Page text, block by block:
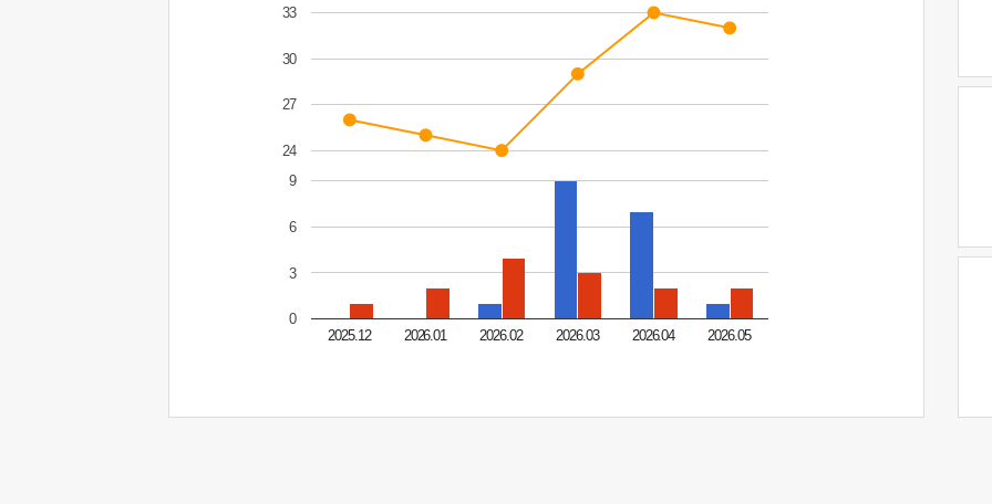
2025.12 2026.01 2026.02 2026.03 2026.04 2026.05
0
3
6
9
24
27
30
33